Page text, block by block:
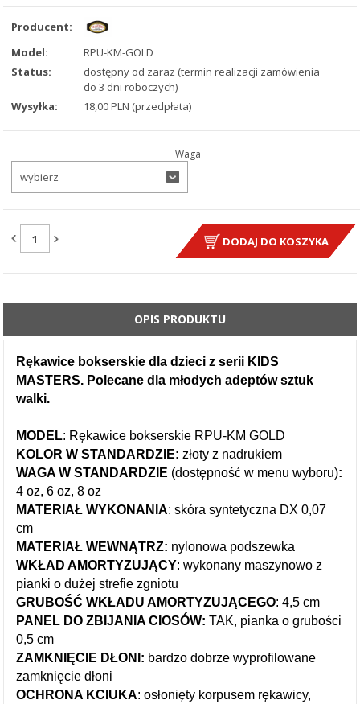
Producent:
Model:
RPU-KM-GOLD
Status:
dostępny od zaraz (termin realizacji zamówienia
do 3 dni roboczych)
Wysyłka:
18,00 PLN (przedpłata)
Waga
wybierz
DODAJ DO KOSZYKA
ILOŚĆ:
OPIS PRODUKTU
Rękawice bokserskie dla dzieci z serii KIDS
MASTERS. Polecane dla młodych adeptów sztuk
walki.
MODEL: Rękawice bokserskie RPU-KM GOLD
KOLOR W STANDARDZIE: złoty z nadrukiem
WAGA W STANDARDZIE (dostępność w menu wyboru):
4 oz, 6 oz, 8 oz
MATERIAŁ WYKONANIA: skóra syntetyczna DX 0,07
cm
MATERIAŁ WEWNĄTRZ: nylonowa podszewka
WKŁAD AMORTYZUJĄCY: wykonany maszynowo z
pianki o dużej strefie zgniotu
GRUBOŚĆ WKŁADU AMORTYZUJĄCEGO: 4,5 cm
PANEL DO ZBIJANIA CIOSÓW: TAK, pianka o grubości
0,5 cm
ZAMKNIĘCIE DŁONI: bardzo dobrze wyprofilowane
zamknięcie dłoni
OCHRONA KCIUKA: osłonięty korpusem rękawicy,